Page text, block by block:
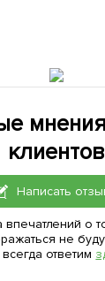
клиентов
Написать
впечатлений о
не
ответим